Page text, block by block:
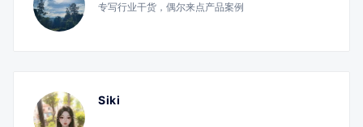
专写行业干货，偶尔来点产品案例
Siki